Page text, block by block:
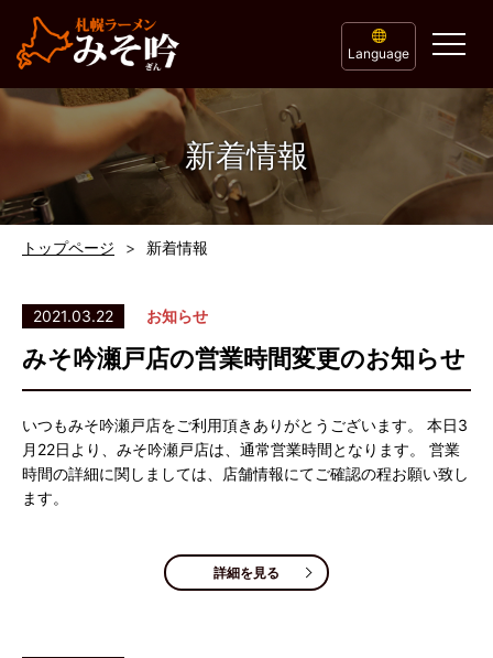
Language
新着情報
トップページ 新着情報
2021.03.22 お知らせ
みそ吟瀬戸店の営業時間変更のお知らせ
いつもみそ吟瀬戸店をご利用頂きありがとうございます。 本日3
月22日より、みそ吟瀬戸店は、通常営業時間となります。 営業
時間の詳細に関しましては、店舗情報にてご確認の程お願い致し
ます。
詳細を見る